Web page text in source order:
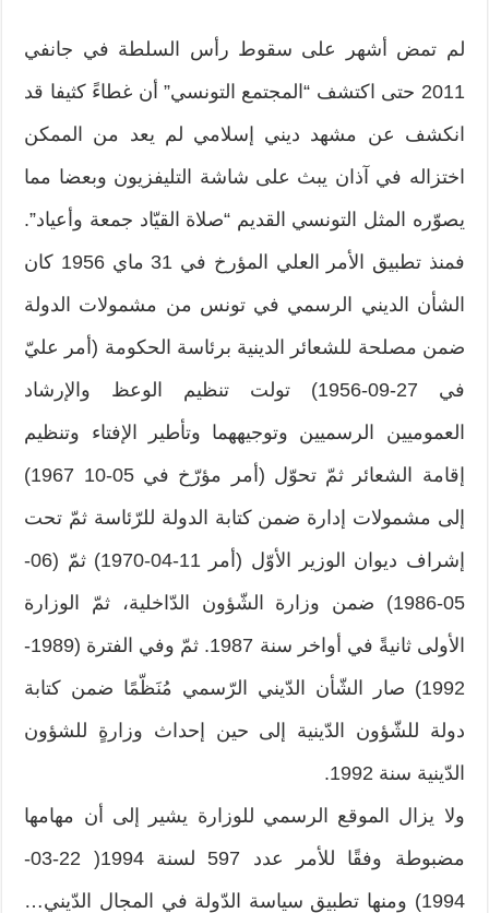
لم تمض أشهر على سقوط رأس السلطة في جانفي
2011 حتى اكتشف “المجتمع التونسي” أن غطاءً كثيفا قد
انكشف عن مشهد ديني إسلامي لم يعد من الممكن
اختزاله في آذان يبث على شاشة التليفزيون وبعضا مما
يصوّره المثل التونسي القديم “صلاة القيّاد جمعة وأعياد”.
فمنذ تطبيق الأمر العلي المؤرخ في 31 ماي 1956 كان
الشأن الديني الرسمي في تونس من مشمولات الدولة
ضمن مصلحة للشعائر الدينية برئاسة الحكومة (أمر عليّ
في 27-09-1956) تولت تنظيم الوعظ والإرشاد
العموميين الرسميين وتوجيههما وتأطير الإفتاء وتنظيم
إقامة الشعائر ثمّ تحوّل (أمر مؤرّخ في 05-10 1967)
إلى مشمولات إدارة ضمن كتابة الدولة للرّئاسة ثمّ تحت
إشراف ديوان الوزير الأوّل (أمر 11-04-1970) ثمّ (06-
05-1986) ضمن وزارة الشّؤون الدّاخلية، ثمّ الوزارة
الأولى ثانيةً في أواخر سنة 1987. ثمّ وفي الفترة (1989-
1992) صار الشّأن الدّيني الرّسمي مُنَظّمًا ضمن كتابة
دولة للشّؤون الدّينية إلى حين إحداث وزارةٍ للشؤون
الدّينية سنة 1992.
ولا يزال الموقع الرسمي للوزارة يشير إلى أن مهامها
مضبوطة وفقًا للأمر عدد 597 لسنة 1994( 22-03-
1994) ومنها تطبيق سياسة الدّولة في المجال الدّيني…